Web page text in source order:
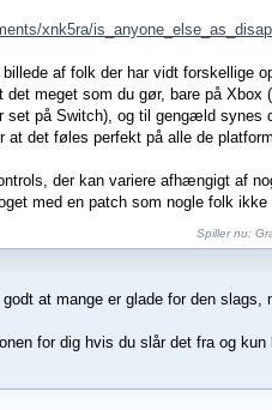
xnk5ra/
af folk der har vidt forskellige
det meget som du gør, bare på Xbox
set på Switch), og til gengæld synes
at det føles perfekt på alle de
der kan variere afhængigt af
med en patch som nogle folk
Spiller nu:
at mange er glade for den slags,
for dig hvis du slår det fra og kun